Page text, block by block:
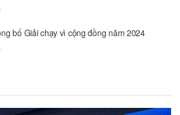
bố Giải chạy vì cộng đồng năm 2024